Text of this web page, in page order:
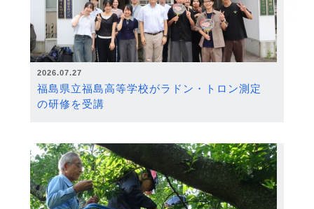
2026.07.27
福島県立福島高等学校がラドン・トロン測定
の研修を受講